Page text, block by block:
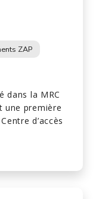
ZAP
dans la MRC
une première
d’accès